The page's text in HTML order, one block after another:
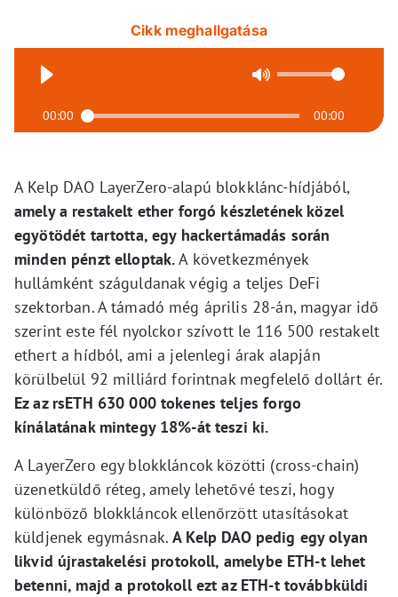
Cikk meghallgatása
00:00 00:00
A Kelp DAO LayerZero-alapú blokklánc-hídjából,
amely a restakelt ether forgó készletének közel
egyötödét tartotta, egy hackertámadás során
minden pénzt elloptak.A következmények
hullámként száguldanak végig a teljes DeFi
szektorban. A támadó még április 28-án, magyar idő
szerint este fél nyolckor szívott le 116 500 restakelt
ethert a hídból, ami a jelenlegi árak alapján
körülbelül 92 milliárd forintnak megfelelő dollárt ér.
Ez az rsETH 630 000 tokenes teljes forgo
kínálatának mintegy 18%-át teszi ki.
A LayerZero egy blokkláncok közötti (cross-chain)
üzenetküldő réteg, amely lehetővé teszi, hogy
különböző blokkláncok ellenőrzött utasításokat
küldjenek egymásnak.A Kelp DAO pedig egy olyan
likvid újrastakelési protokoll, amelybe ETH-t lehet
betenni, majd a protokoll ezt az ETH-t továbbküldi